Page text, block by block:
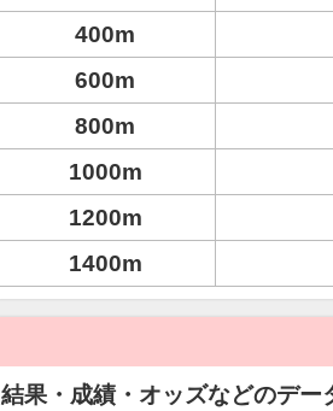
400m
600m
800m
1000m
1200m
1400m
結果・成績・オッズなどのデ